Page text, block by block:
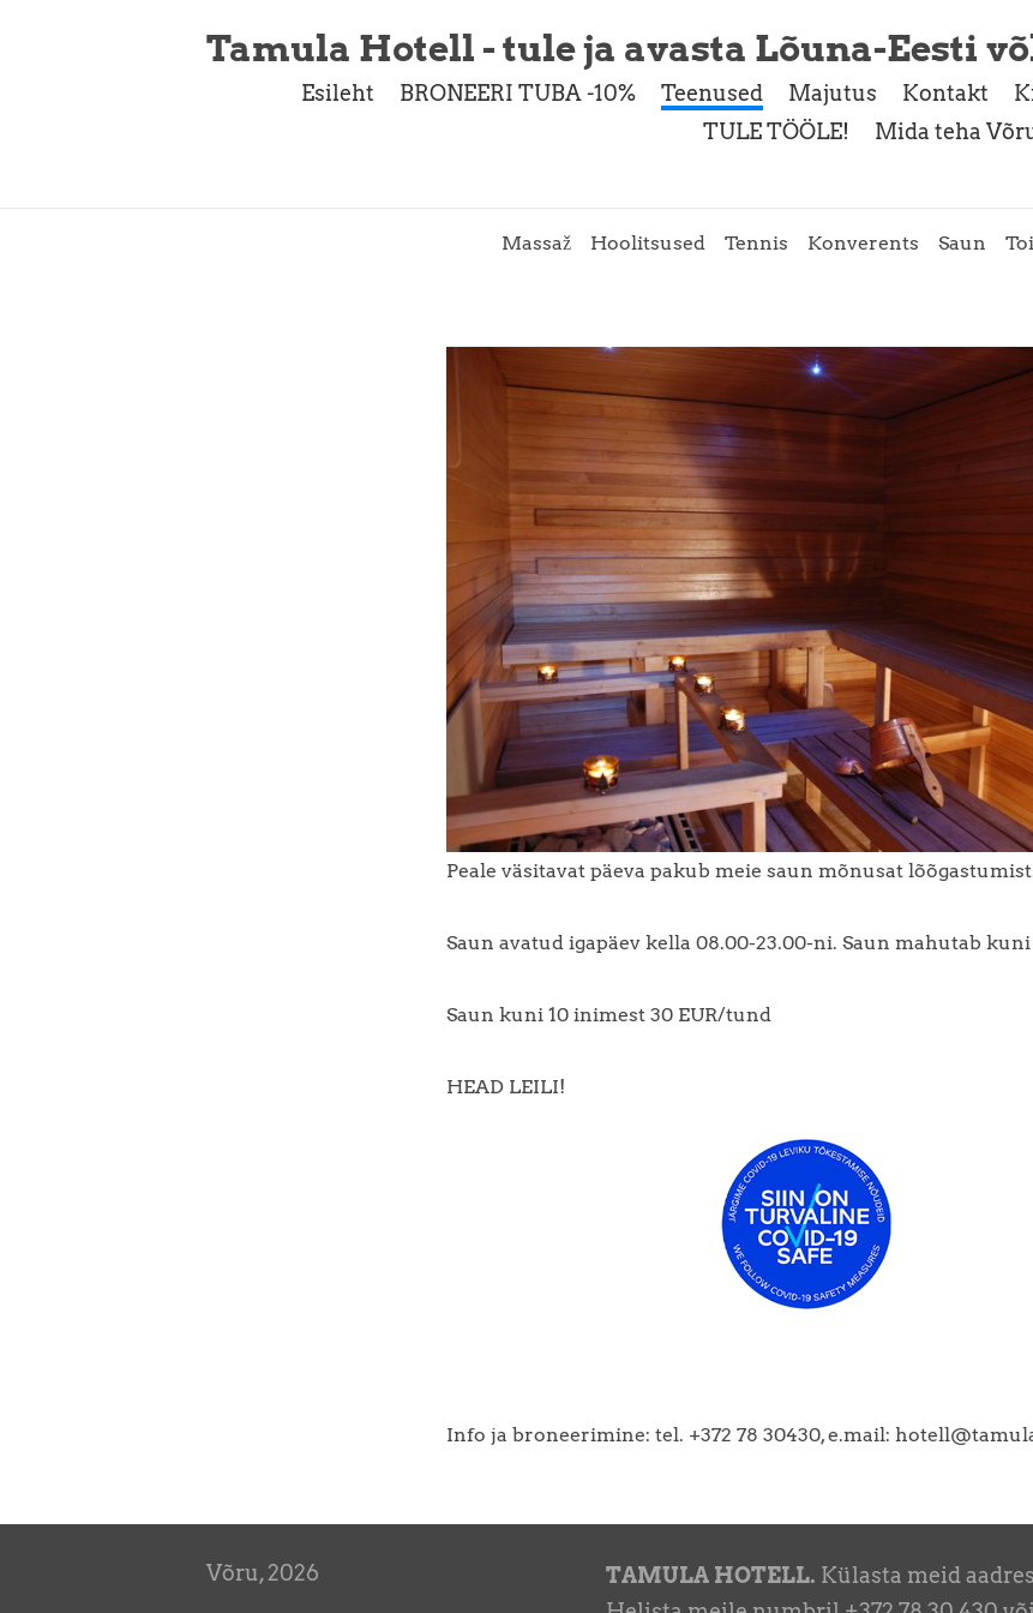
Tamula Hotell - tule ja avasta Lõuna-Eesti
Esileht BRONEERI TUBA -10% Teenused Majutus Kontakt
TULE TÖÖLE!
Mida teha
Massaž Hoolitsused Tennis Konverents Saun
Peale väsitavat päeva pakub meie saun mõnusat
Saun avatud igapäev kella 08.00-23.00-ni. Saun mahutab
Saun kuni 10 inimest 30 EUR/tund
HEAD LEILI!
Info ja broneerimine: tel. +372 78 30430, e.mail:
Võru, 2026 TAMULA HOTELL. Külasta meid